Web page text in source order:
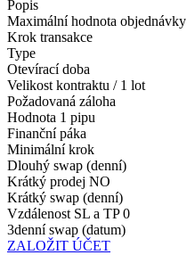
Popis
Maximální hodnota objednávky
Krok transakce
Type
Otevírací doba
Velikost kontraktu / 1 lot
Požadovaná záloha
Hodnota 1 pipu
Finanční páka
Minimální krok
Dlouhý swap (denní)
Krátký prodej NO
Krátký swap (denní)
Vzdálenost SL a TP 0
3denní swap (datum)
ZALOŽIT ÚČET